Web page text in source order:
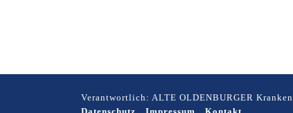
Verantwortlich: ALTE OLDENBURGER